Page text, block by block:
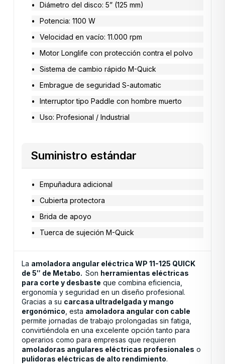
Diámetro del disco: 5” (125 mm)
Potencia: 1100 W
Velocidad en vacío: 11.000 rpm
Motor Longlife con protección contra el polvo
Sistema de cambio rápido M-Quick
Embrague de seguridad S-automatic
Interruptor tipo Paddle con hombre muerto
Uso: Profesional / Industrial
Suministro estándar
Empuñadura adicional
Cubierta protectora
Brida de apoyo
Tuerca de sujeción M-Quick
La amoladora angular eléctrica WP 11-125 QUICK
de 5″ de Metabo. Son herramientas eléctricas
para corte y desbaste que combina eficiencia,
ergonomía y seguridad en un diseño profesional.
Gracias a su carcasa ultradelgada y mango
ergonómico , esta amoladora angular con cable
permite jornadas de trabajo prolongadas sin fatiga,
convirtiéndola en una excelente opción tanto para
operarios como para empresas que requieren
amoladoras angulares eléctricas profesionales o
pulidoras eléctricas de alto rendimiento.